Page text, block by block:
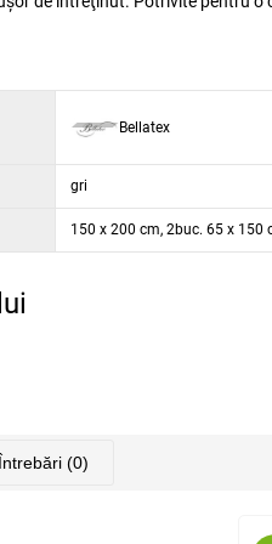
Bellatex
gri
150 x 200 cm, 2buc. 65 x 150
Întrebări (0)